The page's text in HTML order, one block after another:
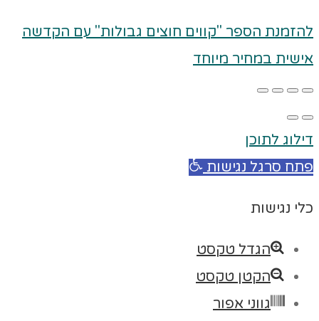
להזמנת הספר "קווים חוצים גבולות" עם הקדשה
אישית במחיר מיוחד
דילוג לתוכן
פתח סרגל נגישות
כלי נגישות
הגדל טקסט
הקטן טקסט
גווני אפור